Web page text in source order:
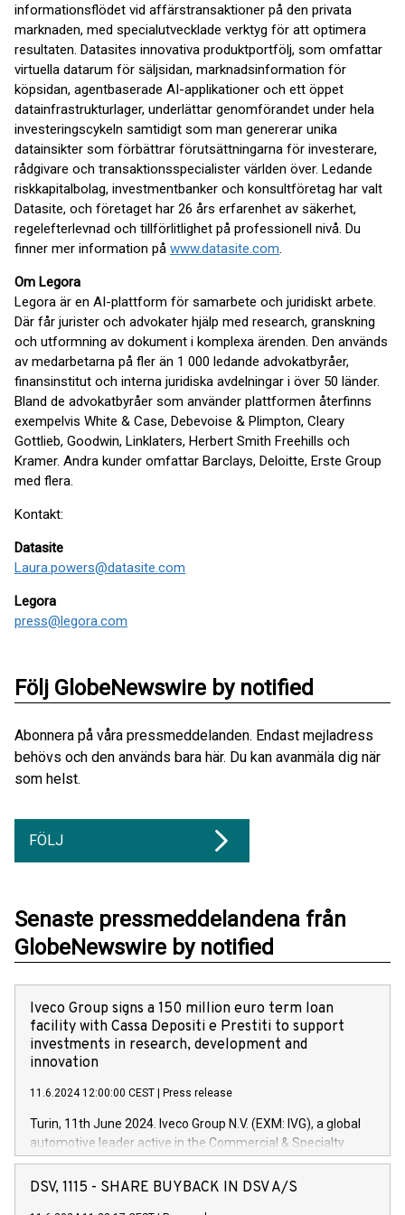
informationsflödet vid affärstransaktioner på den privata
marknaden, med specialutvecklade verktyg för att optimera
resultaten. Datasites innovativa produktportfölj, som omfattar
virtuella datarum för säljsidan, marknadsinformation för
köpsidan, agentbaserade AI-applikationer och ett öppet
datainfrastrukturlager, underlättar genomförandet under hela
investeringscykeln samtidigt som man genererar unika
datainsikter som förbättrar förutsättningarna för investerare,
rådgivare och transaktionsspecialister världen över. Ledande
riskkapitalbolag, investmentbanker och konsultföretag har valt
Datasite, och företaget har 26 års erfarenhet av säkerhet,
regelefterlevnad och tillförlitlighet på professionell nivå. Du
finner mer information på www.datasite.com.
Om Legora
Legora är en AI-plattform för samarbete och juridiskt arbete.
Där får jurister och advokater hjälp med research, granskning
och utformning av dokument i komplexa ärenden. Den används
av medarbetarna på fler än 1 000 ledande advokatbyråer,
finansinstitut och interna juridiska avdelningar i över 50 länder.
Bland de advokatbyråer som använder plattformen återfinns
exempelvis White & Case, Debevoise & Plimpton, Cleary
Gottlieb, Goodwin, Linklaters, Herbert Smith Freehills och
Kramer. Andra kunder omfattar Barclays, Deloitte, Erste Group
med flera.
Kontakt:
Datasite
Laura.powers@datasite.com
Legora
press@legora.com
Följ GlobeNewswire by notified
Abonnera på våra pressmeddelanden. Endast mejladress
behövs och den används bara här. Du kan avanmäla dig när
som helst.
FÖLJ
Senaste pressmeddelandena från
GlobeNewswire by notified
Iveco Group signs a 150 million euro term loan
facility with Cassa Depositi e Prestiti to support
investments in research, development and
innovation
11.6.2024 12:00:00 CEST Press release
Turin, 11th June 2024. Iveco Group N.V. (EXM: IVG), a global
automotive leader active in the Commercial & Specialty
Vehicles, Powertrain and related Financial Services arenas,
has successfully signed a term loan facility of 150 million
DSV, 1115 - SHARE BUYBACK IN DSV A/S